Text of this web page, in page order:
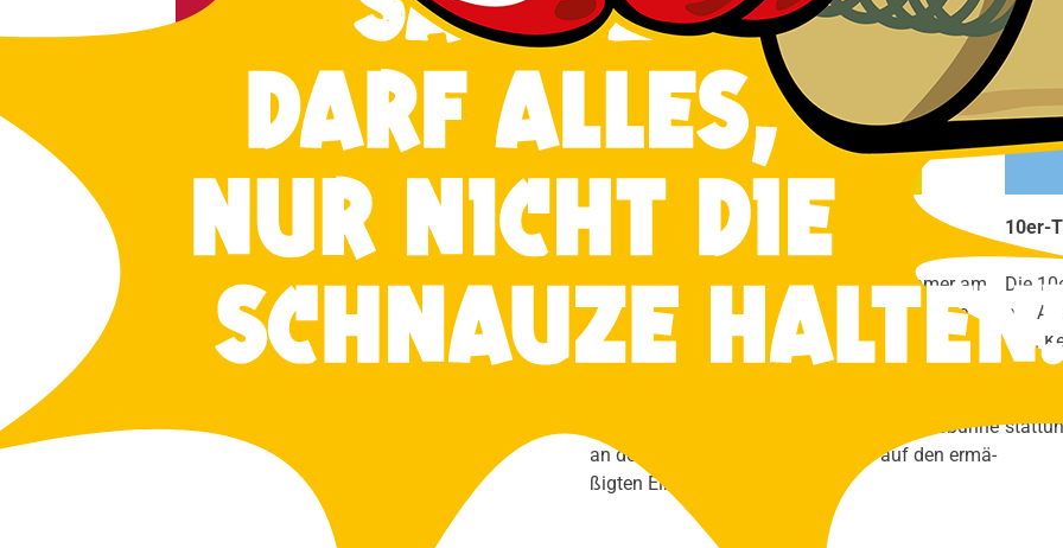
Stan­dard
Ein­tritts­preis
Soviel kos­tet eine Ein­tritts­kar­te für alle Ver­an­stal­
tun­gen im Kaba­rett in der Orgel­fa­brik, sofern dies
nicht anders ange­ge­ben wur­de.
Ermä­ßigt
Ermä­ßi­gun­gen erhal­ten
Schü­ler, Stu­den­ten, Erwerbs­lo­se, Teil­neh­mer am
Frei­wil­li­gen Sozia­les Jahr und Aus­zu­bil­den­de.
Mit­glie­der der Volks­büh­ne erhal­ten gegen Anga­be
sowie bei Vor­la­ge des Aus­wei­ses der Volks­büh­ne
an der Abend­kas­se, 10% Nach­lass auf den ermä­
ßig­ten Ein­tritts­preis.
10er-
Die
pro
lich.
Bei
trag